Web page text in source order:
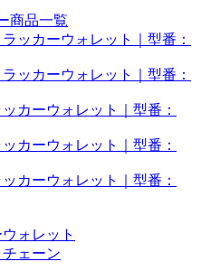
商品一覧
ッカーウォレット｜型番：
ッカーウォレット｜型番：
カーウォレット｜型番：
カーウォレット｜型番：
カーウォレット｜型番：
ォレット
ェーン